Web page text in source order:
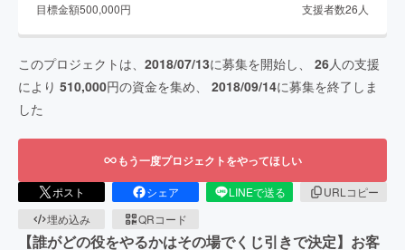
目標金額500,000円 支援者数26 人
このプロジェクトは、 2018/07/13に募集を開始し、 26人の支援
により 510,000円の資金を集め、 2018/09/14に募集を終了しま
した
もう一度プロジェクトをやってほしい
ポスト シェア LINEで送る
URLコピー
埋め込み
QRコード
【誰がどの役をやるかはその場でくじ引きで決定】お客